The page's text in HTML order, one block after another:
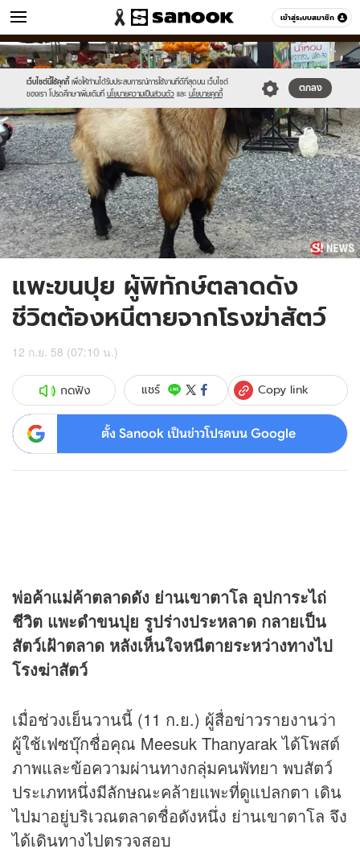
เข้าสู่ระบบสมาชิก
ข่าว หมวดอื่นๆ
เว็บไซต์นี้ใช้คุกกี้ เพื่อให้ท่านได้รับประสบการณ์การใช้งานที่ดีที่สุดบน เว็บไซต์
ของเรา โปรดศึกษาเพิ่มเติมที่ นโยบายความเป็นส่วนตัว และ นโยบายคุกกี้
ตกลง
Sanook
//s.isanook.com/sr/0/images/logo-
new-
sanook.png
600
60
//s.isanook.com/ns/0/ud/372/1864031/news02.jpg
แพะขนปุย ผู้พิทักษ์ตลาดดัง
ชีวิตต้องหนีตายจากโรงฆ่าสัตว์
12 ก.ย. 58 (07:10 น.)
กดฟัง แชร์ Copy link
ตั้ง Sanook เป็นข่าวโปรดบน Google
พ่อค้าแม่ค้าตลาดดัง ย่านเขาตาโล อุปการะไถ่
ชีวิต แพะดำขนปุย รูปร่างประหลาด กลายเป็น
สัตว์เฝ้าตลาด หลังเห็นใจหนีตายระหว่างทางไป
โรงฆ่าสัตว์
เมื่อช่วงเย็นวานนี้ (11 ก.ย.) ผู้สื่อข่าวรายงานว่า
ผู้ใช้เฟซบุ๊กชื่อคุณ Meesuk Thanyarak ได้โพสต์
ภาพและข้อความผ่านทางกลุ่มคนพัทยา พบสัตว์
ประเภทหนึ่งมีลักษณะคล้ายแพะที่ดูแปลกตา เดิน
ไปมาอยู่บริเวณตลาดชื่อดังหนึ่ง ย่านเขาตาโล จึง
ได้เดินทางไปตรวจสอบ